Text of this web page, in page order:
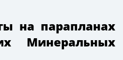
на парапланах
Минеральных